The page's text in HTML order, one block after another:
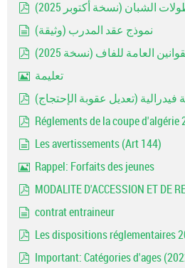
الشبان (نسخة أكتوبر 2025)
نموذج عقد المدرب (وثيقة)
العامة للفاف (نسخة 2025)
تعليمة
فيدرالية (تعديل عقوبة الإحتجاج)
Réglements de la coupe d'algérie
Les avertissements (Art 144)
Rappel: Forfaits des jeunes
MODALITE D'ACCESSION ET DE
contrat entraineur
Les dispositions réglementaires
Important: Catégories d'ages